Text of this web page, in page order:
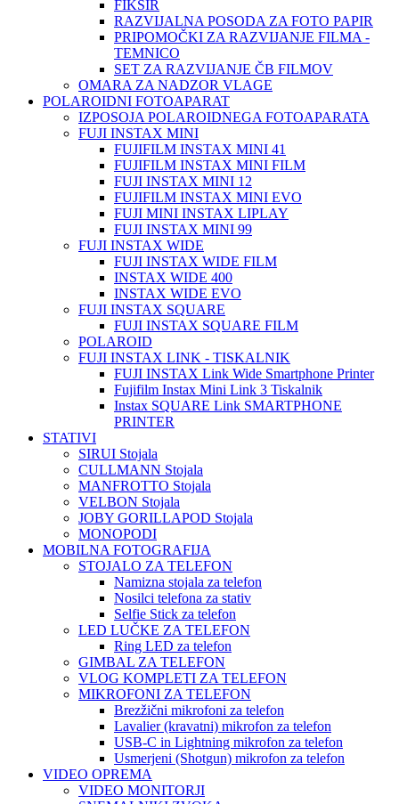
FIKSIR
RAZVIJALNA POSODA ZA FOTO PAPIR
PRIPOMOČKI ZA RAZVIJANJE FILMA -
TEMNICO
SET ZA RAZVIJANJE ČB FILMOV
OMARA ZA NADZOR VLAGE
POLAROIDNI FOTOAPARAT
IZPOSOJA POLAROIDNEGA FOTOAPARATA
FUJI INSTAX MINI
FUJIFILM INSTAX MINI 41
FUJIFILM INSTAX MINI FILM
FUJI INSTAX MINI 12
FUJIFILM INSTAX MINI EVO
FUJI MINI INSTAX LIPLAY
FUJI INSTAX MINI 99
FUJI INSTAX WIDE
FUJI INSTAX WIDE FILM
INSTAX WIDE 400
INSTAX WIDE EVO
FUJI INSTAX SQUARE
FUJI INSTAX SQUARE FILM
POLAROID
FUJI INSTAX LINK - TISKALNIK
FUJI INSTAX Link Wide Smartphone Printer
Fujifilm Instax Mini Link 3 Tiskalnik
Instax SQUARE Link SMARTPHONE
PRINTER
STATIVI
SIRUI Stojala
CULLMANN Stojala
MANFROTTO Stojala
VELBON Stojala
JOBY GORILLAPOD Stojala
MONOPODI
MOBILNA FOTOGRAFIJA
STOJALO ZA TELEFON
Namizna stojala za telefon
Nosilci telefona za stativ
Selfie Stick za telefon
LED LUČKE ZA TELEFON
Ring LED za telefon
GIMBAL ZA TELEFON
VLOG KOMPLETI ZA TELEFON
MIKROFONI ZA TELEFON
Brezžični mikrofoni za telefon
Lavalier (kravatni) mikrofon za telefon
USB-C in Lightning mikrofon za telefon
Usmerjeni (Shotgun) mikrofon za telefon
VIDEO OPREMA
VIDEO MONITORJI